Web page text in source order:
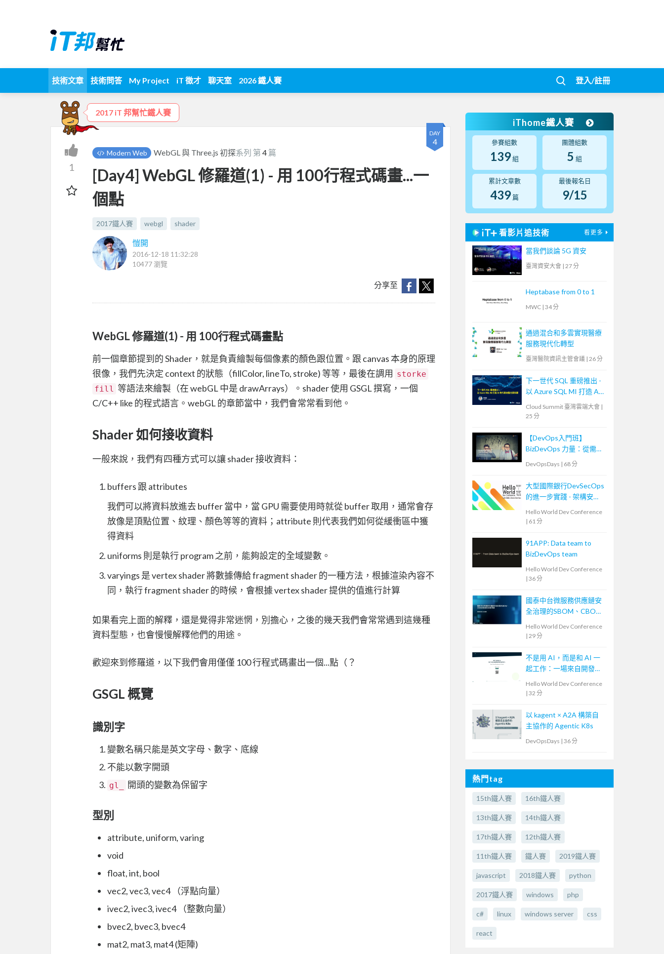
技術文章 技術問答 My Project iT 徵才 聊天室 2026 鐵人賽 登入/註冊
2017 iT 邦幫忙鐵人賽
DAY
4
1
Modern Web WebGL 與 Three.js 初探系列 第4 篇
[Day4] WebGL 修羅道(1) - 用 100行程式碼畫...一
個點
2017鐵人賽 webgl shader
愷開
2016-12-18 11:32:28
10477 瀏覽
分享至
WebGL 修羅道(1) - 用 100行程式碼畫點
前一個章節提到的 Shader，就是負責繪製每個像素的顏色跟位置。跟 canvas 本身的原理
很像，我們先決定 context 的狀態（fillColor, lineTo, stroke) 等等，最後在調用 storke
fill
等語法來繪製（在 webGL 中是 drawArrays）。shader 使用 GSGL 撰寫，一個
C/C++ like 的程式語言。webGL 的章節當中，我們會常常看到他。
Shader 如何接收資料
一般來說，我們有四種方式可以讓 shader 接收資料：
buffers 跟 attributes
我們可以將資料放進去 buffer 當中，當 GPU 需要使用時就從 buffer 取用，通常會存
放像是頂點位置、紋理、顏色等等的資料；attribute 則代表我們如何從緩衝區中獲
得資料
uniforms 則是執行 program 之前，能夠設定的全域變數。
varyings 是 vertex shader 將數據傳給 fragment shader 的一種方法，根據渲染內容不
同，執行 fragment shader 的時候，會根據 vertex shader 提供的值進行計算
如果看完上面的解釋，還是覺得非常迷惘，別擔心，之後的幾天我們會常常遇到這幾種
資料型態，也會慢慢解釋他們的用途。
歡迎來到修羅道，以下我們會用僅僅 100 行程式碼畫出一個...點（？
GSGL 概覽
識別字
變數名稱只能是英文字母、數字、底線
不能以數字開頭
gl_ 開頭的變數為保留字
型別
attribute, uniform, varing
void
float, int, bool
vec2, vec3, vec4 （浮點向量）
ivec2, ivec3, ivec4 （整數向量）
bvec2, bvec3, bvec4
mat2, mat3, mat4 (矩陣)
iThome鐵人賽
參賽組數
139組
團體組數
5 組
累計文章數
439 篇
最後報名日
9/15
看影片追技術 看更多
當我們談論 5G 資安
臺灣資安大會 | 27 分
Heptabase from 0 to 1
MWC | 34 分
通過混合和多雲實現醫療
服務現代化轉型
臺灣醫院資訊主管會議 | 26 分
下一世代 SQL 重磅推出 -
以 Azure SQL MI 打造 AI
時代雲地整合資料庫
Cloud Summit 臺灣雲端大會 |
25 分
【DevOps入門班】
BizDevOps 力量：從需求
轉換到團隊內外溝通
DevOpsDays | 68 分
大型國際銀行DevSecOps
的進一步實踐 - 架構安全
Hello World Dev Conference
| 61 分
91APP: Data team to
BizDevOps team
Hello World Dev Conference
| 36 分
國泰中台微服務供應鏈安
全治理的SBOM、CBOM
Hello World Dev Conference
| 29 分
不是用 AI，而是和 AI 一
起工作：一場來自開發現
Hello World Dev Conference
| 32 分
以 kagent × A2A 構築自
主協作的 Agentic K8s
DevOpsDays | 36 分
熱門tag
15th鐵人賽 16th鐵人賽
13th鐵人賽 14th鐵人賽
17th鐵人賽 12th鐵人賽
11th鐵人賽 鐵人賽 2019鐵人賽
javascript 2018鐵人賽 python
2017鐵人賽 windows php
c# linux windows server css
react